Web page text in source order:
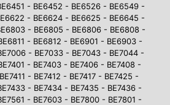
- BE6452 - BE6526 - BE6549 -
- BE6624 - BE6625 - BE6645 -
- BE6805 - BE6806 - BE6808 -
- BE6812 - BE6901 - BE6903 -
- BE7033 - BE7043 - BE7044 -
- BE7403 - BE7406 - BE7408 -
- BE7412 - BE7417 - BE7425 -
- BE7434 - BE7435 - BE7436 -
- BE7603 - BE7800 - BE7801 -